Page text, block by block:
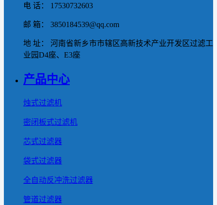
电 话： 17530732603
邮 箱： 3850184539@qq.com
地 址： 河南省新乡市市辖区高新技术产业开发区过滤工
业园D4座、E3座
产品中心
烛式过滤机
密闭板式过滤机
芯式过滤器
袋式过滤器
全自动反冲洗过滤器
管道过滤器